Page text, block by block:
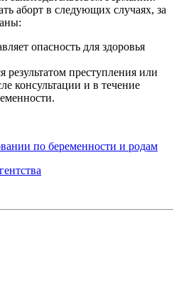
аборт в следующих случаях, за
опасность для здоровья
результатом преступления или
консультации и в течение
по беременности и родам